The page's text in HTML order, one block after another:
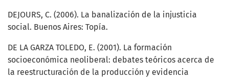
DEJOURS, C. (2006). La banalización de la injusticia
social. Buenos Aires: Topía.
DE LA GARZA TOLEDO, E. (2001). La formación
socioeconómica neoliberal: debates teóricos acerca de
la reestructuración de la producción y evidencia